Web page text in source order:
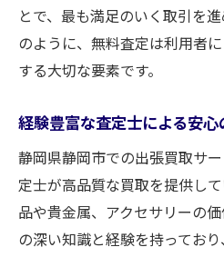
無料査定の具体的な
買取大吉新静岡店の
静岡市での買取経験
出張買取を選ぶ理由
静岡市での買取体験！無
密
高価買取を実現する
とで、最も満足のいく取引を
のように、無料査定は利用者
する大切な要素です。
経験豊富な査定士による安
静岡県静岡市での出張買取サ
定士が高品質な買取を提供し
品や貴金属、アクセサリーの
の深い知識と経験を持ってお